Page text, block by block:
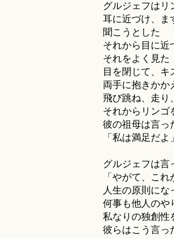
グルジェフは
耳に近づけ、ま
聞こうとした
それから目に近
それをよく見た
目を閉じて、キ
両手に抱きかか
飛び跳ね、走り、
それからリンゴ
彼の祖母は言っ
「私は満足だよ」
グルジェフは言
「やがて、これ
人生の原則にな
何事も他人のや
私なりの独創性
彼らはこう言っ